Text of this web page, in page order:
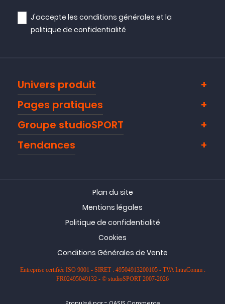
J'accepte lesconditions générales et la
politique de confidentialité
Univers produit
Pages pratiques
Groupe studioSPORT
Tendances
Plan du site
Mentions légales
Politique de confidentialité
Cookies
Conditions Générales de Vente
Entreprise certifiée ISO 9001 - SIRET : 49504913200105 - TVA IntraComm :
FR02495049132 - © studioSPORT 2007-2026